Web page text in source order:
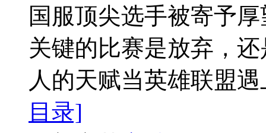
国服顶尖选手被寄予
关键的比赛是放弃，
人的天赋当英雄联盟
目录]